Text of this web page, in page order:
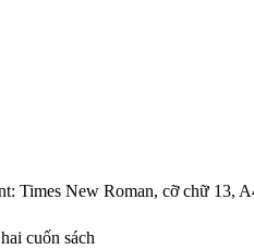
Times New Roman, cỡ chữ 13,
cuốn sách